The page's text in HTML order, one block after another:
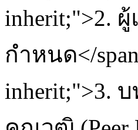
inherit;">2.
กำหนด</
inherit;">3.